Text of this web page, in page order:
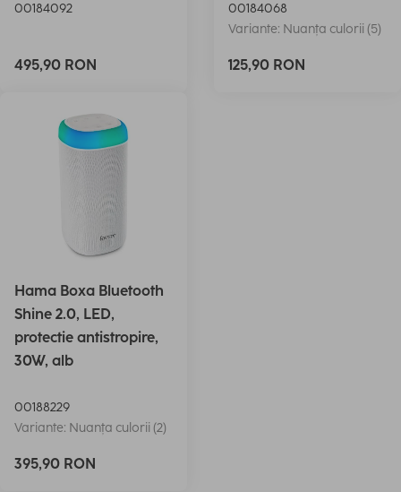
00184092
495,90 RON
00184068
Variante: Nuanța culorii (5)
125,90 RON
Hama Boxa Bluetooth
Shine 2.0, LED,
protectie antistropire,
30W, alb
00188229
Variante: Nuanța culorii (2)
395,90 RON